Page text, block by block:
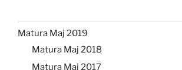
Matura Maj 2019
Matura Maj 2018
Matura Maj 2017